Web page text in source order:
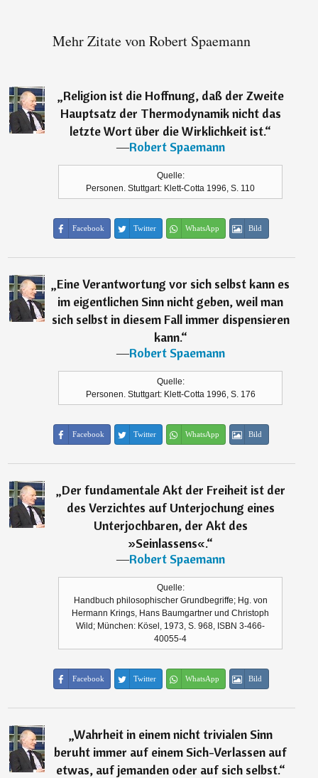
Mehr Zitate von Robert Spaemann
„Religion ist die Hoffnung, daß der Zweite
Hauptsatz der Thermodynamik nicht das
letzte Wort über die Wirklichkeit ist.“
―Robert Spaemann
Quelle:
Personen. Stuttgart: Klett-Cotta 1996, S. 110
Facebook Twitter WhatsApp Bild
„Eine Verantwortung vor sich selbst kann es
im eigentlichen Sinn nicht geben, weil man
sich selbst in diesem Fall immer dispensieren
kann.“
―Robert Spaemann
Quelle:
Personen. Stuttgart: Klett-Cotta 1996, S. 176
Facebook Twitter WhatsApp Bild
„Der fundamentale Akt der Freiheit ist der
des Verzichtes auf Unterjochung eines
Unterjochbaren, der Akt des
»Seinlassens«.“
―Robert Spaemann
Quelle:
Handbuch philosophischer Grundbegriffe; Hg. von
Hermann Krings, Hans Baumgartner und Christoph
Wild; München: Kösel, 1973, S. 968, ISBN 3-466-
40055-4
Facebook Twitter WhatsApp Bild
„Wahrheit in einem nicht trivialen Sinn
beruht immer auf einem Sich-Verlassen auf
etwas, auf jemanden oder auf sich selbst.“